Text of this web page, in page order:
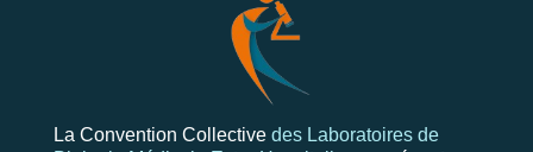
La Convention Collective des Laboratoires de